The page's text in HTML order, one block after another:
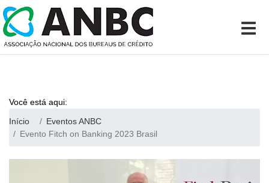
Você está aqui:
Início
Eventos ANBC
Evento Fitch on Banking 2023 Brasil